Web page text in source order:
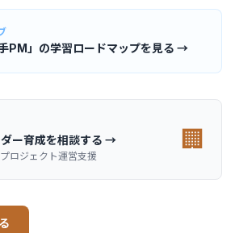
PM」の学習ロードマップを見る →
ー育成を相談する →
ロジェクト運営支援
🏢